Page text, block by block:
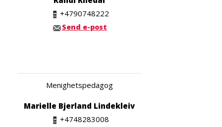
+4790748222
Send e-post
Menighetspedagog
Marielle Bjerland Lindekleiv
+4748283008